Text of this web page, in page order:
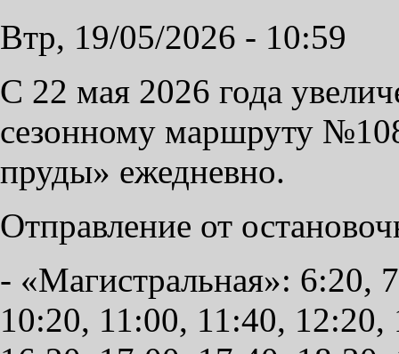
Втр, 19/05/2026 - 10:59
С 22 мая 2026 года
сезонному маршруту
пруды» ежедневно.
Отправление от
- «Магистральная»: 6:20,
10:20, 11:00, 11:40,